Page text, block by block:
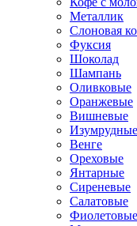
Металлик
Слоновая
Фуксия
Шоколад
Шампань
Оливковые
Оранжевые
Вишневые
Изумрудные
Венге
Ореховые
Янтарные
Сиреневые
Салатовые
Фиолетовые